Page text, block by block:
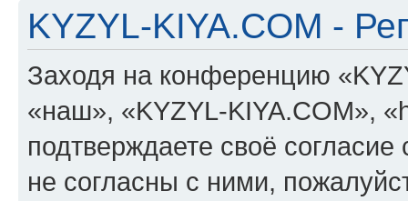
KYZYL-KIYA.COM -
Заходя на конференцию
«наш», «KYZYL-KIYA.COM»,
подтверждаете своё
не согласны с ними,